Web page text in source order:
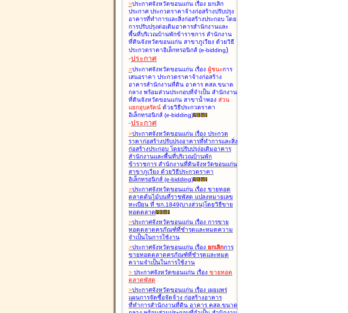
>ประกาศจังหวัดขอนแก่น เรื่อง ยกเลิก
ประกาศ ประกวดราคาจ้างก่อสร้างปรับปรุง
อาคารที่ทำการและสิ่งก่อสร้างประกอบ โดย
การปรับปรุงต่อเติมอาคารสำนักงานและ
พื้นที่บริเวณบ้านพักข้าราชการ สำนักงาน
ที่ดินจังหวัดขอนแก่น สาขาภูเวียง ด้วยวิธี
ประกวดราคาอิเล็กทรอนิกส์ (e-bidding)
-ประกาศ
>ประกาศจังหวัดขอนแก่น เรื่อง ผู้ชนะการ
เสนอราคา ประกวดราคาจ้างก่อสร้าง
อาคารสำนักงานที่ดิน อาคาร คสล.ขนาด
กลาง พร้อมส่วนประกอบที่จำเป็น สำนักงาน
ที่ดินจังหวัดขอนแก่น สาขาน้ำพอง ส่วน
แยกอุบลรัตน์ ด้วยวิธีประกวดราคา
อิเล็กทรอนิกส์ (e-bidding)
-ประกาศ
>ประกาศจังหวัดขอนแก่น เรื่อง ประกวด
ราคาก่อสร้างปรับปรุงอาคารที่ทำการและสิ่ง
ก่อสร้างประกอบ โดยปรับปรุง่อเติมอาคาร
สำนักงานและพื้นที่บริเวณบ้านพัก
ข้าราชการ สำนักงานที่ดินจังหวัดขอนแก่น
สาขาภูเวียง ด้วยวิธีประกวดราคา
อิเล็กทรอนิกส์ (e-bidding)
>ประกาศจังหวัดขอนแก่น เรื่อง ขายทอด
ตลาดต้นไม้บนที่ราชพัสดุ แปลงหมายเลข
ทะเบียน ที่ ขก.1849(บางส่วน)โดยวิธีขาย
ทอดตลาด
>ประกาศจังหวัดขอนแก่น เรื่อง การขาย
ทอดตลาดครุภัณฑ์ที่ชำรุดและหมดความ
จำเป็นในการใช้งาน
>ประกาศจังหวัดขอนแก่น เรื่อง ยกเลิกการ
ขายทอดตลาดครุภัณฑ์ที่ชำรุดและหมด
ความจำเป็นในการใช้งาน
> ประกาศจังหวัดขอนแก่น เรื่อง ขายทอด
ตลาดพัสดุ
>ประกาศจังหวัดขอนแก่น เรื่อง เผยแพร่
แผนการจัดซื้อจัดจ้าง ก่อสร้างอาคาร
ที่ทำการสำนักงานที่ดิน อาคาร คสล.ขนาด